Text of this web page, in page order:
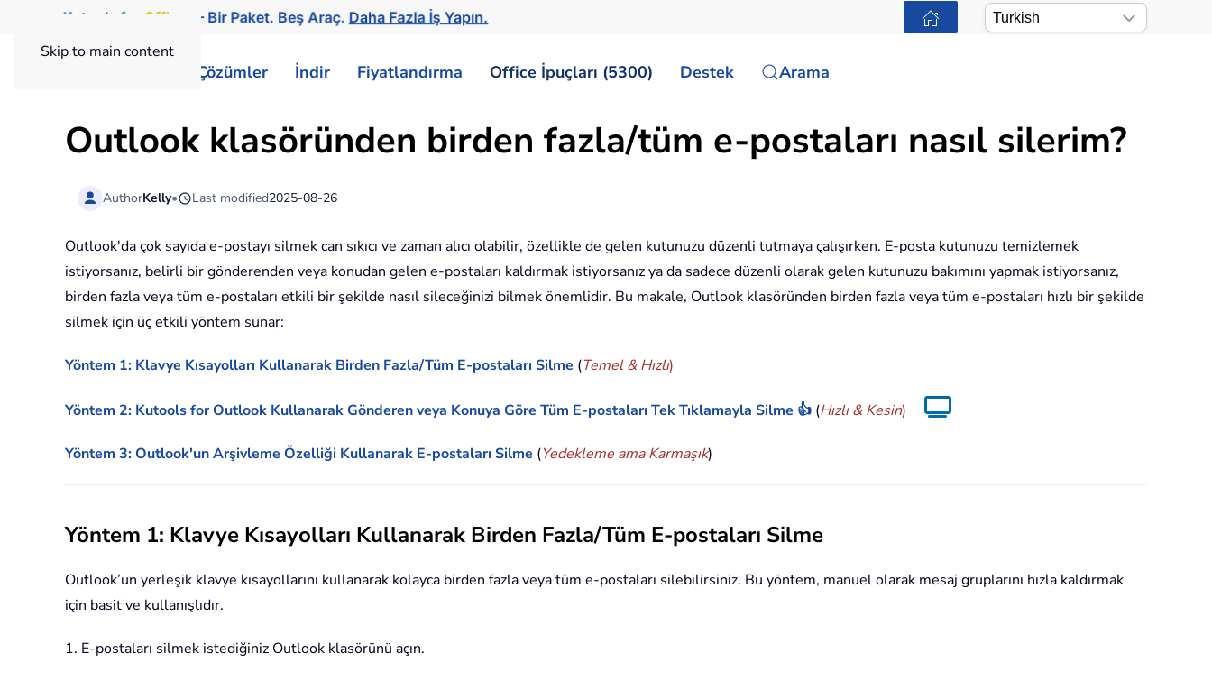
Skip to main content
Kutools for Office — Bir Paket. Beş Araç.Daha Fazla İş Yapın.
Çözümler İndir Fiyatlandırma Office İpuçları (5300) Destek Arama
Outlook klasöründen birden fazla/tüm e-postaları nasıl silerim?
AuthorKelly• Last modified2025-08-26
Outlook'da çok sayıda e-postayı silmek can sıkıcı ve zaman alıcı olabilir, özellikle de gelen kutunuzu düzenli tutmaya çalışırken. E-posta kutunuzu temizlemek
istiyorsanız, belirli bir gönderenden veya konudan gelen e-postaları kaldırmak istiyorsanız ya da sadece düzenli olarak gelen kutunuzu bakımını yapmak istiyorsanız,
birden fazla veya tüm e-postaları etkili bir şekilde nasıl sileceğinizi bilmek önemlidir. Bu makale, Outlook klasöründen birden fazla veya tüm e-postaları hızlı bir şekilde
silmek için üç etkili yöntem sunar:
Yöntem 1: Klavye Kısayolları Kullanarak Birden Fazla/Tüm E-postaları Silme (Temel & Hızlı)
Yöntem 2: Kutools for Outlook Kullanarak Gönderen veya Konuya Göre Tüm E-postaları Tek Tıklamayla Silme 👍 (Hızlı & Kesin)
Yöntem 3: Outlook'un Arşivleme Özelliği Kullanarak E-postaları Silme (Yedekleme ama Karmaşık)
Yöntem 1: Klavye Kısayolları Kullanarak Birden Fazla/Tüm E-postaları Silme
Outlook’un yerleşik klavye kısayollarını kullanarak kolayca birden fazla veya tüm e-postaları silebilirsiniz. Bu yöntem, manuel olarak mesaj gruplarını hızla kaldırmak
için basit ve kullanışlıdır.
1. E-postaları silmek istediğiniz Outlook klasörünü açın.